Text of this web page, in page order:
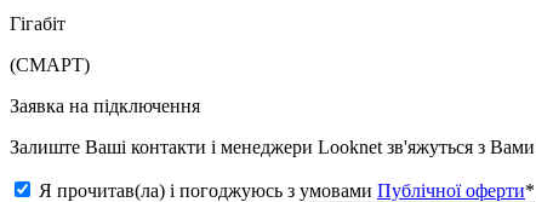
Гігабіт
(СМАРТ)
Заявка на підключення
Залиште Ваші контакти і менеджери Looknet зв'яжуться з
Я прочитав(ла) і погоджуюсь з умовами Публічної оферти*